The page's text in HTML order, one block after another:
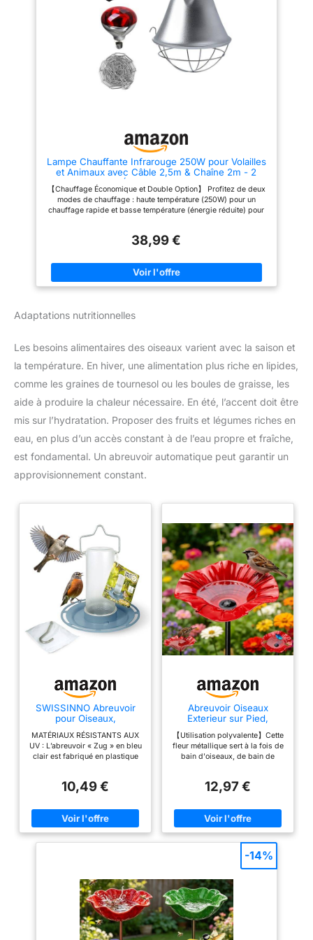
également la longévité du
produit. La chaîne de fixation
incluse peut supporter jusqu'à
20 kilos et permet un montage
flexible et sûr. Un câble
électrique de 2,5 mètres avec
fiche assure une liberté de
mouvement suffisante lors de
l'installation. La livraison
également la longévité du
produit. La chaîne de fixation
incluse peut supporter jusqu'à
20 kilos et permet un montage
flexible et sûr. Un câble
électrique de 2,5 mètres avec
fiche assure une liberté de
Lampe Chauffante Infrarouge 250W pour Volailles
et Animaux avec Câble 2,5m & Chaîne 2m - 2
Températures Éco - Pour Poulets, Canetons,
Chiots, Porcelets - Ampoule Incluse
【Chauffage Économique et Double Option】 Profitez de deux
modes de chauffage : haute température (250W) pour un
chauffage rapide et basse température (énergie réduite) pour
infrarouge douce et une lumière rouge, sans lumière bleue pour
chauffage constant et sûr des poulaillers, niches et enclos.
【Installation Facile et Pratique】 Équipée d'un long câble
électrique de 2,5 mètres et d'une chaîne réglable de 2 mètres
【Polyvalent pour Tous Vos Animaux】 Idéale pour assurer le
animaux en période de froid ou de convalescence. 【Pack
1 lampe chauffante infrarouge 250W, 1 ampoule, le câble et la
chaîne de suspension. Fonctionne sur une prise secteur
standard (220-240V).
38,99 €
Adaptations nutritionnelles
Les besoins alimentaires des oiseaux varient avec la saison et
la température. En hiver, une alimentation plus riche en lipides,
comme les graines de tournesol ou les boules de graisse, les
aide à produire la chaleur nécessaire. En été, l’accent doit être
mis sur l’hydratation. Proposer des fruits et légumes riches en
eau, en plus d’un accès constant à de l’eau propre et fraîche,
est fondamental. Un abreuvoir automatique peut garantir un
approvisionnement constant.
SWISSINNO Abreuvoir
pour Oiseaux,
Distributeur Eau Oiseaux
Exterieur
MATÉRIAUX RÉSISTANTS AUX
UV : L’abreuvoir « Zug » en bleu
clair est fabriqué en plastique
conserve sa forme et sa couleur
une utilisation durable au
balcon, en terrasse ou au jardin
HYDRATATION FIABLE : Le
système maintient l’eau propre
plus longtemps et devient une
source essentielle pour les
oiseaux à toutes les saisons
NETTOYAGE SIMPLE : Grâce
aux surfaces lisses et à une
10,49 €
Abreuvoir Oiseaux
Exterieur sur Pied,
Abreuvoir Abeilles et
Insectes
【Utilisation polyvalente】Cette
fleur métallique sert à la fois de
bain d'oiseaux, de bain de
oiseaux, aux abeilles et aux
sûre, parfaite pour un jardin
animé. Construction métallique
résistante aux intempéries : la
métal de haute qualité est
résistante à la rouille et aux
intempéries toute l'année. Qu'il
s'agisse de pluie, de soleil ou
de neige, cette décoration de
jardin conserve son éclat
élégant et sa stabilité pendant
la saison. Montage facile au sol
: ce bain pour oiseaux peut être
12,97 €
-14%